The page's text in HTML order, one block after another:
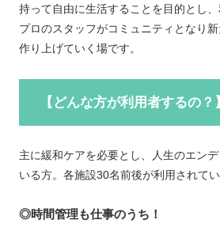
持って自由に生活することを目的とし
プロのスタッフがコミュニティとなり
作り上げていく場です。
【どんな方が利用者するの？】
主に緩和ケアを必要とし、人生のエン
いる方。各施設30名前後が利用されてい
◎時間管理も仕事のうち！